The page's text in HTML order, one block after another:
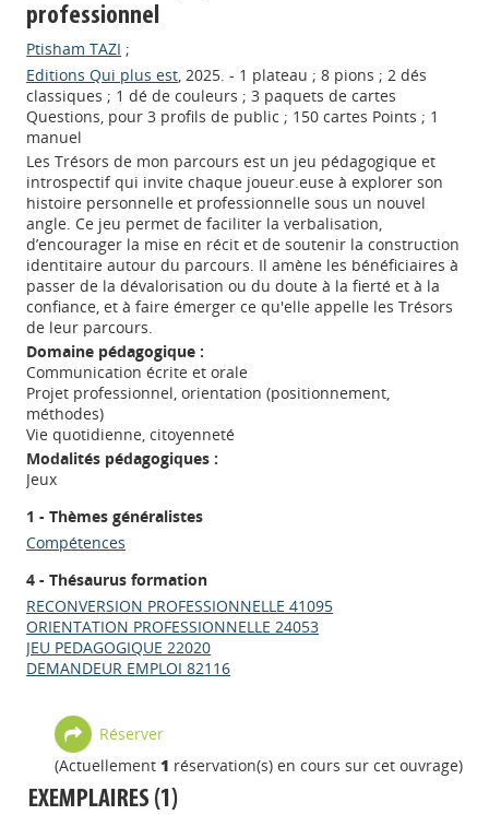
professionnel
Ptisham TAZI ;
Editions Qui plus est, 2025. - 1 plateau ; 8 pions ; 2 dés
classiques ; 1 dé de couleurs ; 3 paquets de cartes
Questions, pour 3 profils de public ; 150 cartes Points ; 1
manuel
Les Trésors de mon parcours est un jeu pédagogique et
introspectif qui invite chaque joueur.euse à explorer son
histoire personnelle et professionnelle sous un nouvel
angle. Ce jeu permet de faciliter la verbalisation,
d’encourager la mise en récit et de soutenir la construction
identitaire autour du parcours. Il amène les bénéficiaires à
passer de la dévalorisation ou du doute à la fierté et à la
confiance, et à faire émerger ce qu'elle appelle les Trésors
de leur parcours.
Domaine pédagogique :
Communication écrite et orale
Projet professionnel, orientation (positionnement,
méthodes)
Vie quotidienne, citoyenneté
Modalités pédagogiques :
Jeux
1 - Thèmes généralistes
Compétences
4 - Thésaurus formation
RECONVERSION PROFESSIONNELLE 41095
ORIENTATION PROFESSIONNELLE 24053
JEU PEDAGOGIQUE 22020
DEMANDEUR EMPLOI 82116
Réserver
(Actuellement 1 réservation(s) en cours sur cet ouvrage)
EXEMPLAIRES (1)